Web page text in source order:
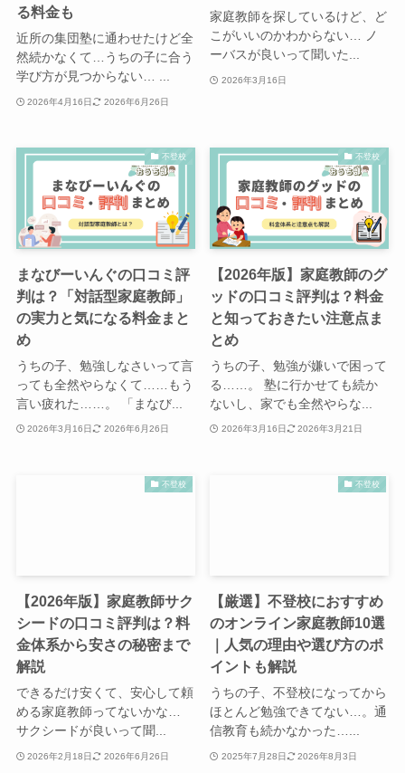
る料金も
近所の集団塾に通わせたけど全
然続かなくて…うちの子に合う
学び方が見つからない… ...
2026年4月16日 2026年6月26日
家庭教師を探しているけど、ど
こがいいのかわからない… ノ
ーバスが良いって聞いた...
2026年3月16日
不登校
まなびーいんぐの口コミ評
判は？「対話型家庭教師」
の実力と気になる料金まと
め
うちの子、勉強しなさいって言
っても全然やらなくて……もう
言い疲れた……。 「まなび...
2026年3月16日 2026年6月26日
不登校
【2026年版】家庭教師のグ
ッドの口コミ評判は？料金
と知っておきたい注意点ま
とめ
うちの子、勉強が嫌いで困って
る……。 塾に行かせても続か
ないし、家でも全然やらな...
2026年3月16日 2026年3月21日
不登校
【2026年版】家庭教師サク
シードの口コミ評判は？料
金体系から安さの秘密まで
解説
できるだけ安くて、安心して頼
める家庭教師ってないかな…
サクシードが良いって聞...
2026年2月18日 2026年6月26日
不登校
【厳選】不登校におすすめ
のオンライン家庭教師10選
｜人気の理由や選び方のポ
イントも解説
うちの子、不登校になってから
ほとんど勉強できてない…。通
信教育も続かなかった…...
2025年7月28日 2026年8月3日